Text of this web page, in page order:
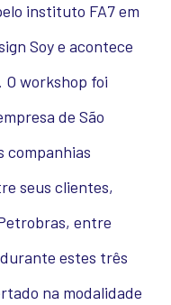
instituto FA7 em
Soy e acontece
O workshop foi
de São
companhias
seus clientes,
entre
estes três
na modalidade